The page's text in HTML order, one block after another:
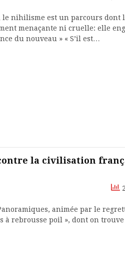
nihilisme est un parcours dont
menaçante ni cruelle: elle
du nouveau » « S’il est…
la civilisation
animée par le
à rebrousse poil », dont on